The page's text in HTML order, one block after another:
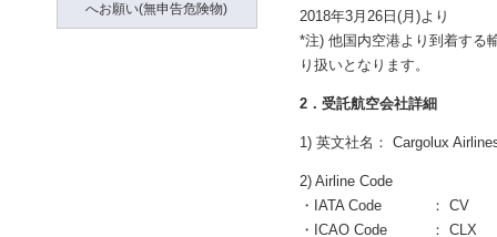
へお願い(無申告危険物)
2018年3月26日(月)より
*注) 他国内空港より到着する
り扱いとなります。
2．受託航空会社詳細
1) 英文社名： Cargolux
2) Airline Code
・IATA Code
： CV
・ICAO Code
： CLX